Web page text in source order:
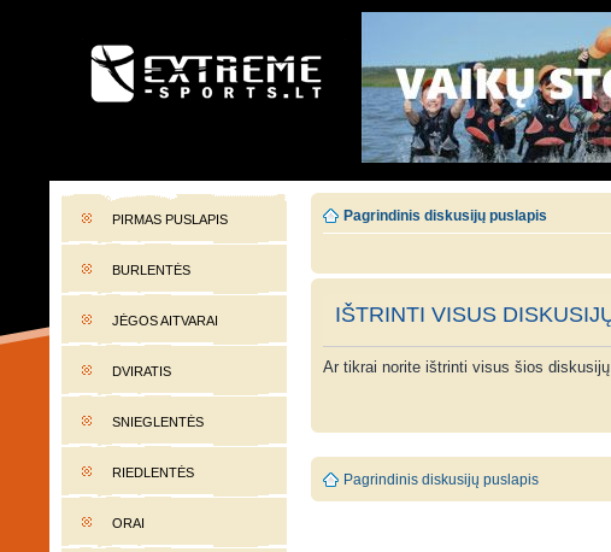
EXTREME-SPORTS.LT
PIRMAS PUSLAPIS
BURLENTĖS
JĖGOS AITVARAI
DVIRATIS
SNIEGLENTĖS
RIEDLENTĖS
ORAI
Pagrindinis diskusijų puslapis
IŠTRINTI VISUS
Ar tikrai norite ištrinti visus šios
Pagrindinis diskusijų puslapis